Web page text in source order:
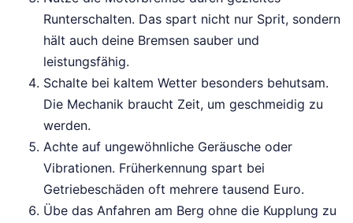
Runterschalten. Das spart nicht nur Sprit, sondern
hält auch deine Bremsen sauber und
leistungsfähig.
Schalte bei kaltem Wetter besonders behutsam.
Die Mechanik braucht Zeit, um geschmeidig zu
werden.
Achte auf ungewöhnliche Geräusche oder
Vibrationen. Früherkennung spart bei
Getriebeschäden oft mehrere tausend Euro.
Übe das Anfahren am Berg ohne die Kupplung zu